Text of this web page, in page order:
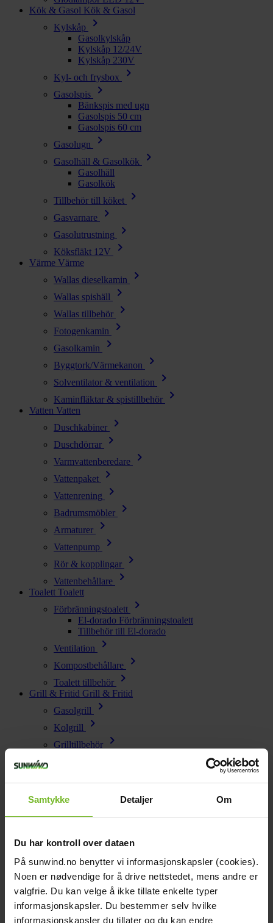
Samtykke Detaljer Om
Du har kontroll over dataen
På sunwind.no benytter vi informasjonskapsler (cookies).
Noen er nødvendige for å drive nettstedet, mens andre er
valgfrie. Du kan velge å ikke tillate enkelte typer
informasjonskapsler. Du bestemmer selv hvilke
informasjonskapsler du tillater og du kan endre
Kök & Gasol Kök & Gasol
Kylskåp
chevron_right
Gasolkylskåp
Kylskåp 12/24V
Kylskåp 230V
Kyl- och frysbox
chevron_right
Gasolspis chevron_right
Bänkspis med ugn
Gasolspis 50 cm
Gasolspis 60 cm
Gasolugn
chevron_right
Gasolhäll & Gasolkök chevron_right
Gasolhäll
Gasolkök
Tillbehör till köket
chevron_right
Gasvarnare chevron_right
Gasolutrustning chevron_right
Köksfläkt 12V chevron_right
Värme Värme
Wallas dieselkamin
chevron_right
Wallas spishäll chevron_right
Wallas tillbehör chevron_right
Fotogenkamin chevron_right
Gasolkamin chevron_right
Byggtork/Värmekanon chevron_right
Solventilator & ventilation chevron_right
Kaminfläktar & spistillbehör chevron_right
Vatten Vatten
Duschkabiner
chevron_right
Duschdörrar chevron_right
Varmvattenberedare chevron_right
Vattenpaket chevron_right
Vattenrening chevron_right
Badrumsmöbler chevron_right
Armaturer chevron_right
Vattenpump chevron_right
Rör & kopplingar chevron_right
Vattenbehållare chevron_right
Toalett Toalett
Förbränningstoalett
chevron_right
El-dorado Förbränningstoalett
Tillbehör till El-dorado
Ventilation
chevron_right
Kompostbehållare chevron_right
Toalett tillbehör chevron_right
Grill & Fritid Grill & Fritid
Gasolgrill
chevron_right
Kolgrill chevron_right
Grilltillbehör chevron_right
Terrassvärmare chevron_right
Friluftsliv chevron_right
Lacanche Lacanche
Reservdelar
Reservdelar - Värme
chevron_right
Reservdelar - Kök & Gasol chevron_right
Reservdelar - Toalett chevron_right